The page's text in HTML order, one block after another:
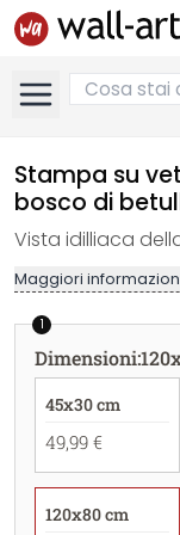
Stampa su
bosco di
Vista idilliaca
Maggiori
1
Dimensioni:
45x30 cm
49,99 €
120x80 cm